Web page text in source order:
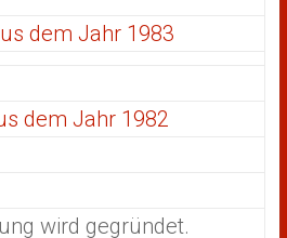
dem Jahr 1983
dem Jahr 1982
wird gegründet.